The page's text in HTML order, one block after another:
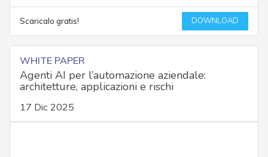
Scaricalo gratis! DOWNLOAD
WHITE PAPER
Agenti AI per l’automazione aziendale:
architetture, applicazioni e rischi
17 Dic 2025